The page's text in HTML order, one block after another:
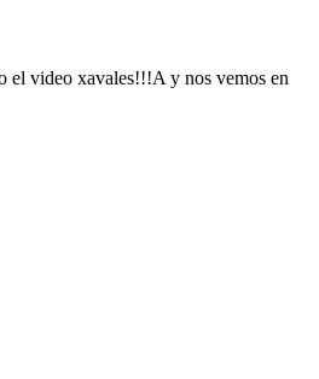
el video xavales!!!A y nos vemos en